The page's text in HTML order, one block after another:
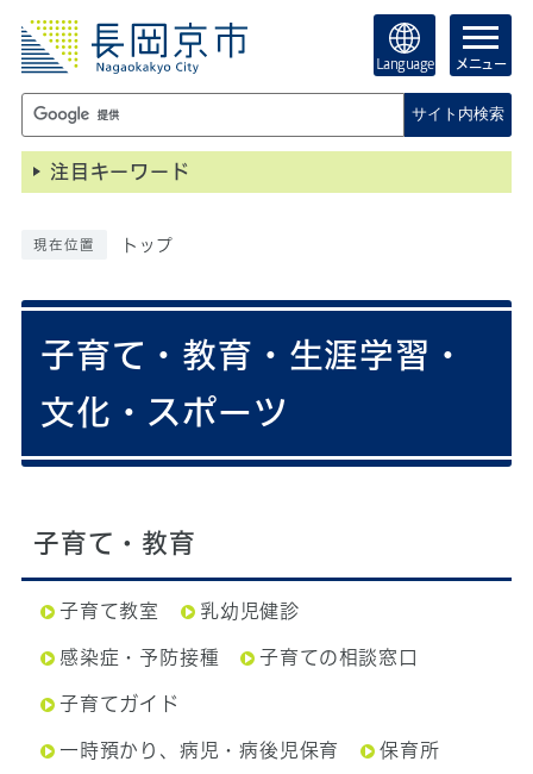
Language メニュー
サイト内検索
注目キーワード
現在位置 トップ
子育て・教育・生涯学習・
文化・スポーツ
子育て・教育
子育て教室 乳幼児健診
感染症・予防接種 子育ての相談窓口
子育てガイド
一時預かり、病児・病後児保育 保育所